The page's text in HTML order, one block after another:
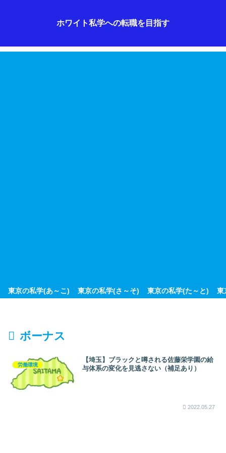
ホワイト私学への転職を目指す
東京の私学(あ～こ) 東京の私学(さ～そ) 東京の私学(た～と) 東
ボーナス
労働環境
【埼玉】ブラックと噂される佐藤栄学園の給
与体系の変化を見逃さない（補足あり）
2022.05.27